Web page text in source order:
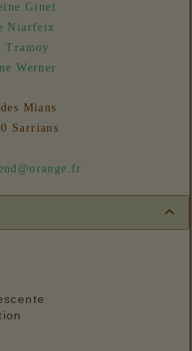
Ginet
Niarfeix
Tramoy
Werner
Mians
Sarrians
